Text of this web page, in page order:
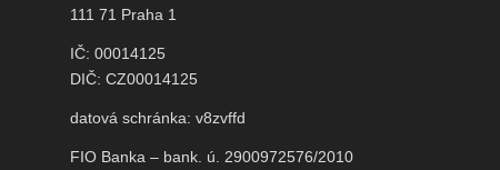
111 71 Praha 1
IČ: 00014125
DIČ: CZ00014125
datová schránka: v8zvffd
FIO Banka – bank. ú. 2900972576/2010